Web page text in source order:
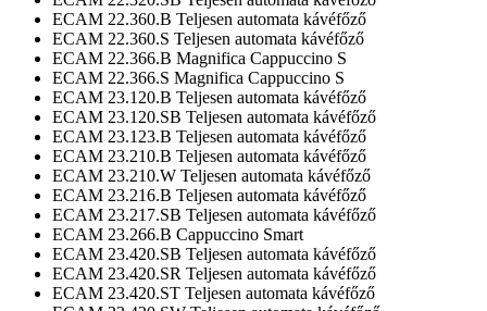
ECAM 22.360.B Teljesen automata kávéfőző
ECAM 22.360.S Teljesen automata kávéfőző
ECAM 22.366.B Magnifica Cappuccino S
ECAM 22.366.S Magnifica Cappuccino S
ECAM 23.120.B Teljesen automata kávéfőző
ECAM 23.120.SB Teljesen automata kávéfőző
ECAM 23.123.B Teljesen automata kávéfőző
ECAM 23.210.B Teljesen automata kávéfőző
ECAM 23.210.W Teljesen automata kávéfőző
ECAM 23.216.B Teljesen automata kávéfőző
ECAM 23.217.SB Teljesen automata kávéfőző
ECAM 23.266.B Cappuccino Smart
ECAM 23.420.SB Teljesen automata kávéfőző
ECAM 23.420.SR Teljesen automata kávéfőző
ECAM 23.420.ST Teljesen automata kávéfőző